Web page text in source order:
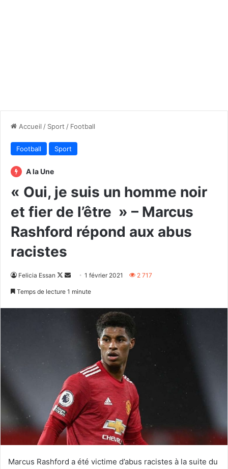
Accueil / Sport / Football
Football Sport
A la Une
« Oui, je suis un homme noir
et fier de l’être » – Marcus
Rashford répond aux abus
racistes
Felicia Essan
Follow
Envoyer1 février 2021 2 717
Temps de lecture 1 minute
Marcus Rashford a été victime d’abus racistes à la suite du